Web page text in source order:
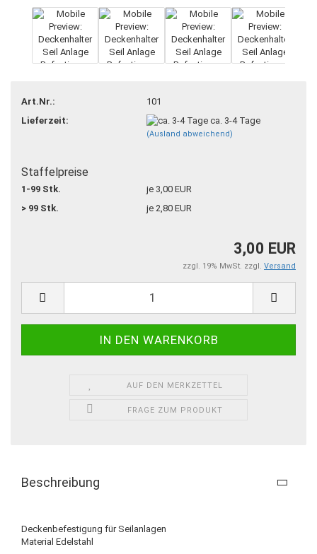
Art.Nr.:
101
Lieferzeit:
ca. 3-4 Tage
(Ausland abweichend)
Staffelpreise
1-99 Stk.
je 3,00 EUR
> 99 Stk.
je 2,80 EUR
3,00 EUR
zzgl. 19% MwSt. zzgl. Versand
AUF DEN MERKZETTEL
FRAGE ZUM PRODUKT
Beschreibung
Deckenbefestigung für Seilanlagen
Material Edelstahl